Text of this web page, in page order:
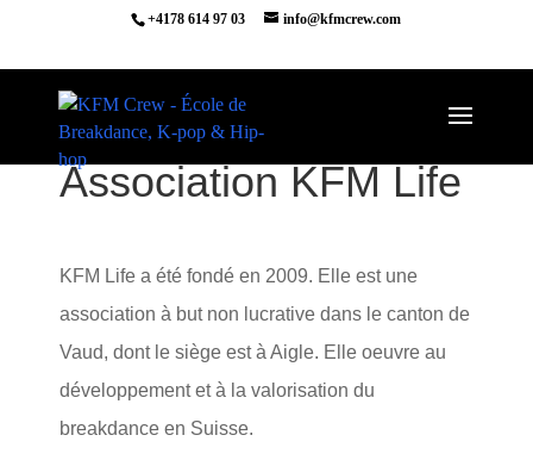
+4178 614 97 03 info@kfmcrew.com
Association KFM Life
KFM Life a été fondé en 2009. Elle est une
association à but non lucrative dans le canton de
Vaud, dont le siège est à Aigle. Elle oeuvre au
développement et à la valorisation du
breakdance en Suisse.